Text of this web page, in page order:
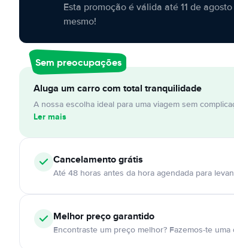
Esta promoção é válida até 11 de
mesmo!
Sem preocupações
Aluga um carro com total tranquilidade
A nossa escolha ideal para uma viagem sem
Ler mais
Cancelamentográtis
Até 48 horas antes da hora agendada para
Melhor preço garantido
Encontraste um preço melhor? Fazemos-te uma